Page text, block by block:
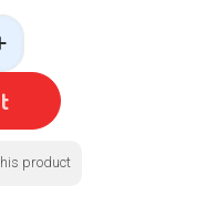
product